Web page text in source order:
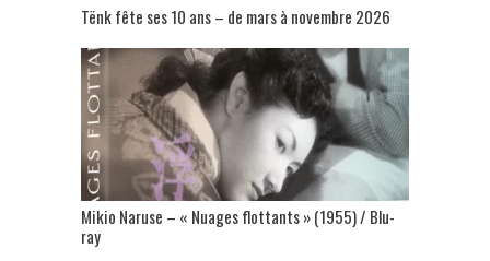
Tënk fête ses 10 ans – de mars à novembre 2026
Mikio Naruse – « Nuages flottants » (1955) / Blu-
ray